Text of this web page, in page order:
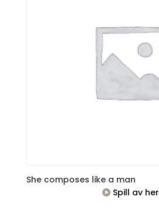
She composes like a man
Spill av her